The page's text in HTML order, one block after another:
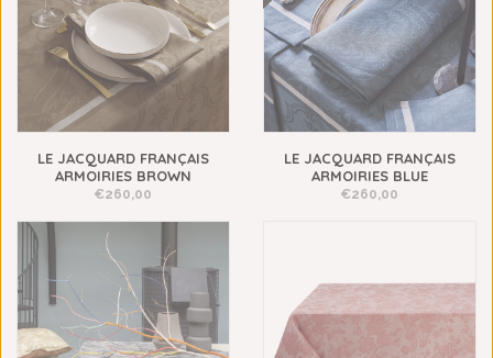
LE JACQUARD FRANÇAIS
ARMOIRIES BROWN
€260,00
LE JACQUARD FRANÇAIS
ARMOIRIES BLUE
€260,00